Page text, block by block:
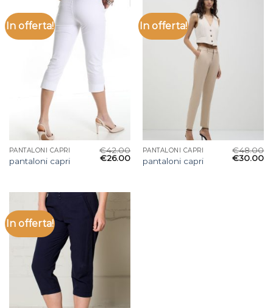
In offerta!
PANTALONI CAPRI
pantaloni capri
€42.00
€26.00
In offerta!
PANTALONI CAPRI
pantaloni capri
€48.00
€30.00
In offerta!